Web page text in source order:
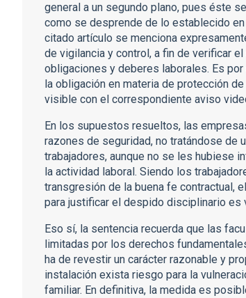
general a un segundo plano, pues éste
como se desprende de lo establecido
citado artículo se menciona
de vigilancia y control, a fin de verificar
obligaciones y deberes laborales. Es
la obligación en materia de protección
visible con el correspondiente aviso
En los supuestos resueltos, las
razones de seguridad, no tratándose de
trabajadores, aunque no se les hubiese
la actividad laboral. Siendo los
transgresión de la buena fe contractual,
para justificar el despido disciplinario es
Eso sí, la sentencia recuerda que las
limitadas por los derechos
ha de revestir un carácter razonable y
instalación exista riesgo para la
familiar. En definitiva, la medida es